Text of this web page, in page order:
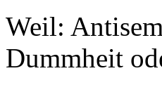
Weil:
Dummheit